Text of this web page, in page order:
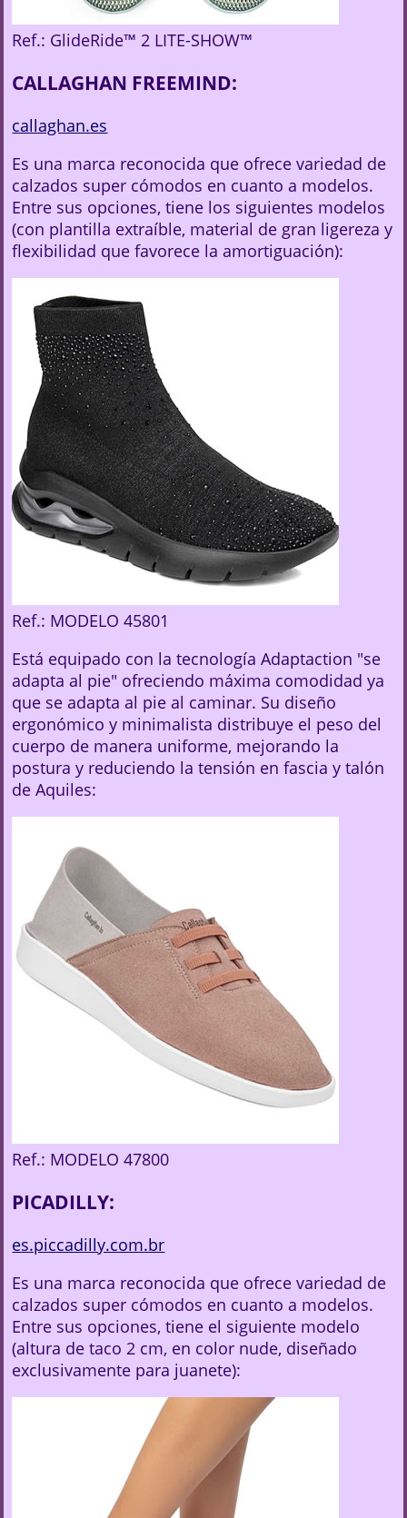
Ref.: GlideRide™ 2 LITE-SHOW™
CALLAGHAN FREEMIND:
callaghan.es
Es una marca reconocida que ofrece variedad de
calzados super cómodos en cuanto a modelos.
Entre sus opciones, tiene los siguientes modelos
(con plantilla extraíble, material de gran ligereza y
flexibilidad que favorece la amortiguación):
Ref.: MODELO 45801
Está equipado con la tecnología Adaptaction "se
adapta al pie" ofreciendo máxima comodidad ya
que se adapta al pie al caminar. Su diseño
ergonómico y minimalista distribuye el peso del
cuerpo de manera uniforme, mejorando la
postura y reduciendo la tensión en fascia y talón
de Aquiles:
Ref.: MODELO 47800
PICADILLY:
es.piccadilly.com.br
Es una marca reconocida que ofrece variedad de
calzados super cómodos en cuanto a modelos.
Entre sus opciones, tiene el siguiente modelo
(altura de taco 2 cm, en color nude, diseñado
exclusivamente para juanete):